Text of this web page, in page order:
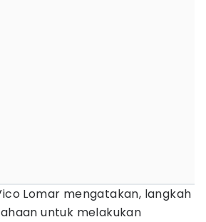
Lomar mengatakan, langkah
untuk melakukan